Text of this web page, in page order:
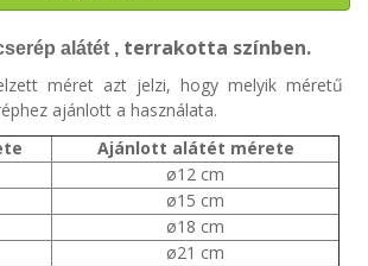
alátét , terrakotta színben.
méret azt jelzi, hogy melyik méretű
ajánlott a használata.
Ajánlott alátét mérete
ø12 cm
ø15 cm
ø18 cm
ø21 cm